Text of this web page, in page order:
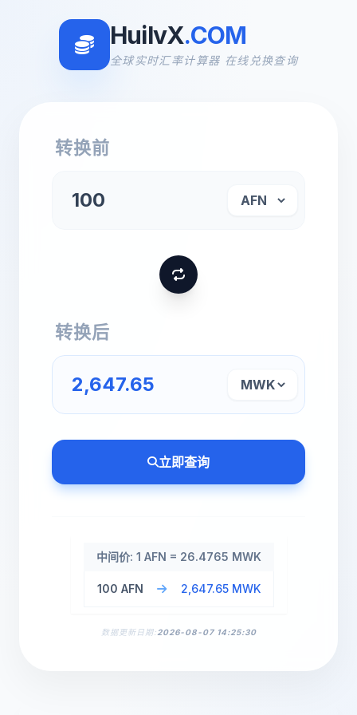
HuilvX.COM
全球实时汇率计算器 在线兑换查询
转换前
转换后
立即查询
中间价: 1 AFN = 26.4765 MWK
100 AFN 2,647.65 MWK
数据更新日期:2026-08-07 14:25:30